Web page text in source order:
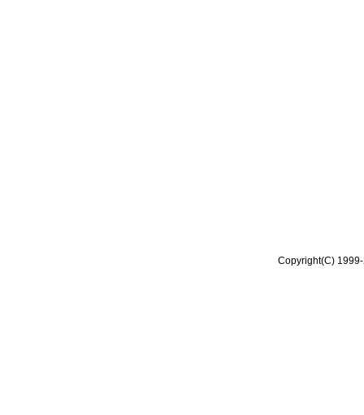
Copyright(C)